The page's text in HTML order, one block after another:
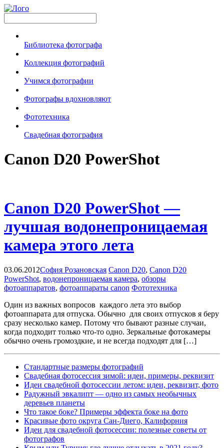
Библиотека фотографа
Коллекция фотографий
Учимся фотографии
Фотографы вдохновляют
Фототехника
Свадебная фотография
Canon D20 PowerShot
Canon D20 PowerShot —
лучшая водонепроницаемая
камера этого лета
03.06.2012София Розановская Canon D20, Canon D20
PowerShot, водонепроницаемая камера, обзоры
фотоаппаратов, фотоаппараты canon Фототехника
Один из важных вопросов каждого лета это выбор
фотоаппарата для отпуска. Обычно для своих отпусков я беру
сразу несколько камер. Потому что бывают разные случаи,
когда подходит только что-то одно. Зеркальные фотокамеры
обычно очень громоздкие, и не всегда подходят для […]
Cтандартные размеры фотографий
Свадебная фотосессия зимой: идеи, примеры, реквизит
Идеи свадебной фотосессии летом: идеи, реквизит, фото
Радужный эвкалипт — одно из самых необычных
деревьев планеты
Что такое боке? Примеры эффекта боке на фото
Красивые фото округа Сан-Диего, Калифорния
Идеи для свадебной фотосессии: полезные советы от
фотографов